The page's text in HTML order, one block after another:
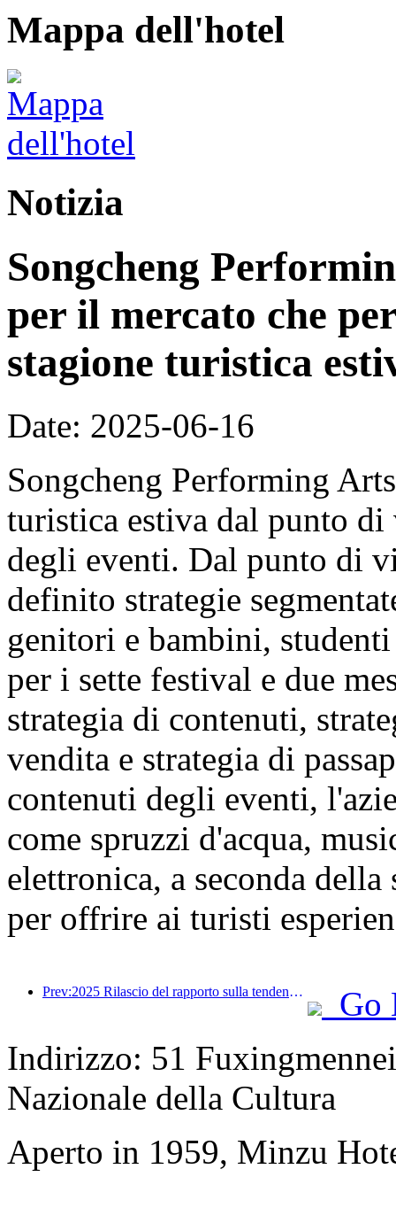
Mappa dell'hotel
Notizia
Songcheng
per il mercato che
stagione turistica
Date: 2025-06-16
Songcheng Performing
turistica estiva dal punto
degli eventi. Dal punto di
definito strategie
genitori e bambini,
per i sette festival e due
strategia di contenuti,
vendita e strategia di
contenuti degli eventi,
come spruzzi d'acqua,
elettronica, a seconda
per offrire ai turisti
Prev:2025 Rilascio del rapporto sulla tendenza dei viaggi estivi: base di clienti genitore-figlio per oltre il 60%
Go
Indirizzo: 51
Nazionale della Cultura
Aperto in 1959, Minzu